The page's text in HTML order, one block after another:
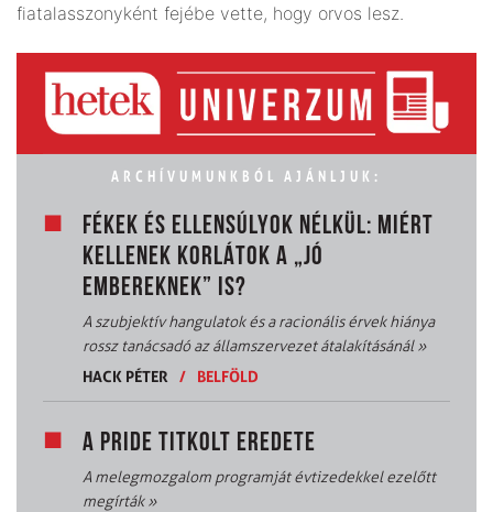
fiatalasszonyként fejébe vette, hogy orvos lesz.
ARCHÍVUMUNKBÓL AJÁNLJUK:
FÉKEK ÉS ELLENSÚLYOK NÉLKÜL: MIÉRT
KELLENEK KORLÁTOK A „JÓ
EMBEREKNEK” IS?
A szubjektív hangulatok és a racionális érvek hiánya
rossz tanácsadó az államszervezet átalakításánál»
HACK PÉTER
/ BELFÖLD
A PRIDE TITKOLT EREDETE
A melegmozgalom programját évtizedekkel ezelőtt
megírták»